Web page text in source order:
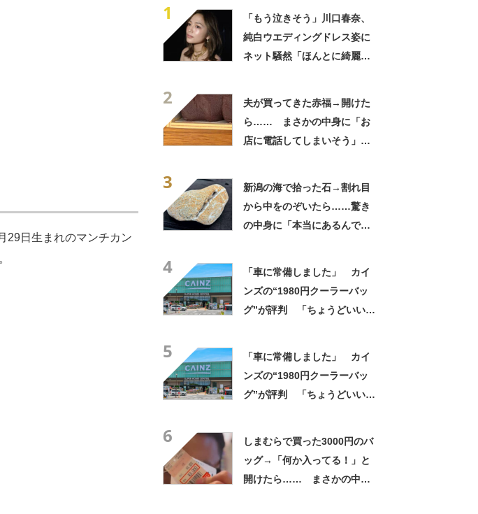
29日生まれのマンチカン
1
「もう泣きそう」川口春奈、
純白ウエディングドレス姿に
ネット騒然「ほんとに綺麗」
2
夫が買ってきた赤福→開けた
ら…… まさかの中身に「お
店に電話してしまいそう」
3
新潟の海で拾った石→割れ目
から中をのぞいたら……驚き
の中身に「本当にあるんです
4
「車に常備しました」 カイ
ンズの“1980円クーラーバッ
グ”が評判 「ちょうどいい大
5
「車に常備しました」 カイ
ンズの“1980円クーラーバッ
グ”が評判 「ちょうどいい大
6
しまむらで買った3000円のバ
ッグ→「何か入ってる！」と
開けたら…… まさかの中身